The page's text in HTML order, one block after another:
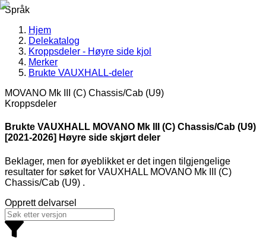
Språk
Hjem
Delekatalog
Kroppsdeler - Høyre side kjol
Merker
Brukte VAUXHALL-deler
MOVANO Mk III (C) Chassis/Cab (U9)
Kroppsdeler
Brukte VAUXHALL MOVANO Mk III (C) Chassis/Cab (U9)
[2021-2026] Høyre side skjørt deler
Beklager, men for øyeblikket er det ingen tilgjengelige
resultater for søketfor VAUXHALL MOVANO Mk III (C)
Chassis/Cab (U9) .
Opprett delvarsel